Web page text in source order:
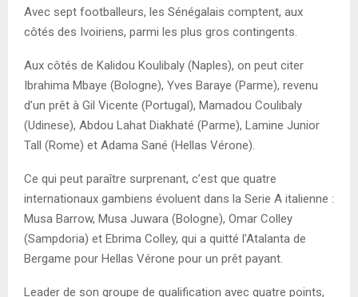
Avec sept footballeurs, les Sénégalais comptent, aux
côtés des Ivoiriens, parmi les plus gros contingents.
Aux côtés de Kalidou Koulibaly (Naples), on peut citer
Ibrahima Mbaye (Bologne), Yves Baraye (Parme), revenu
d’un prêt à Gil Vicente (Portugal), Mamadou Coulibaly
(Udinese), Abdou Lahat Diakhaté (Parme), Lamine Junior
Tall (Rome) et Adama Sané (Hellas Vérone).
Ce qui peut paraître surprenant, c’est que quatre
internationaux gambiens évoluent dans la Serie A italienne :
Musa Barrow, Musa Juwara (Bologne), Omar Colley
(Sampdoria) et Ebrima Colley, qui a quitté l’Atalanta de
Bergame pour Hellas Vérone pour un prêt payant.
Leader de son groupe de qualification avec quatre points,